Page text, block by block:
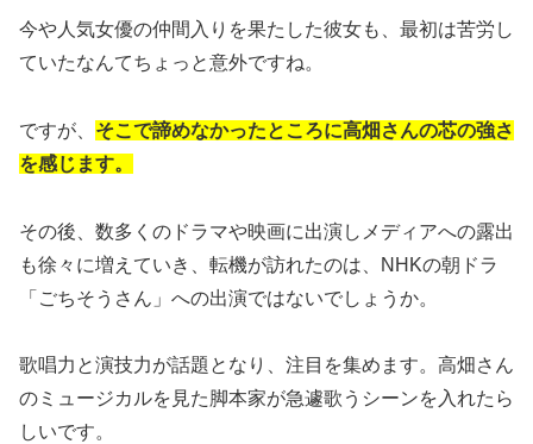
今や人気女優の仲間入りを果たした彼女も、最初は苦労し
ていたなんてちょっと意外ですね。
ですが、 そこで諦めなかったところに高畑さんの芯の強さ
を感じます。
その後、数多くのドラマや映画に出演しメディアへの露出
も徐々に増えていき、転機が訪れたのは、NHKの朝ドラ
「ごちそうさん」への出演ではないでしょうか。
歌唱力と演技力が話題となり、注目を集めます。高畑さん
のミュージカルを見た脚本家が急遽歌うシーンを入れたら
しいです。